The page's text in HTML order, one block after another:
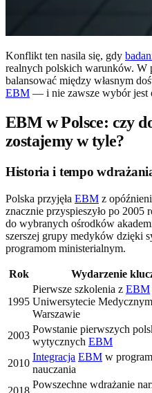
Konflikt ten nasila się, gdy
realnych polskich warunków. W
balansować między własnym
EBM — i nie zawsze wybór jest
EBM w Polsce: czy
zostajemy w tyle?
Historia i tempo
Polska przyjęła EBM z
znacznie przyspieszyło po 2005
do wybranych ośrodków
szerszej grupy medyków dzięki
programom ministerialnym.
Rok Wydarzenie
1995
Pierwsze szkolenia z EBM
Uniwersytecie
Warszawie
2003
Powstanie pierwszych
wytycznych EBM
2010
Integracja EBM w
nauczania
2018
Powszechne wdrażanie